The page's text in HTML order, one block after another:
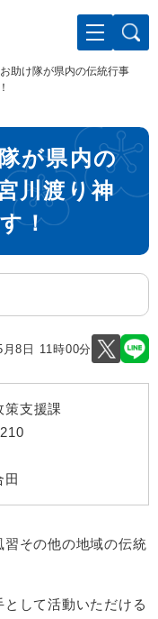
助け隊が県内の伝統行事
が県内の
川渡り神
！
8日 11時00分
策支援課
田
その他の地域の伝統
して活動いただける